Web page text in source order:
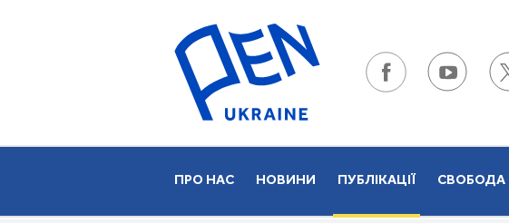
ПРО НАС НОВИНИ ПУБЛІКАЦІЇ СВОБОДА